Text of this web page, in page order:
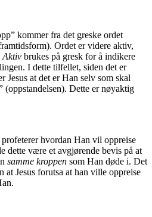
kommer fra det greske ordet
Ordet er videre aktiv,
Aktiv brukes på gresk for å indikere
I dette tilfellet, siden det er
Jesus at det er Han selv som skal
(oppstandelsen). Dette er nøyaktig
hvordan Han vil oppreise
dette være et avgjørende bevis på at
samme kroppen som Han døde i. Det
at Jesus forutsa at han ville oppreise